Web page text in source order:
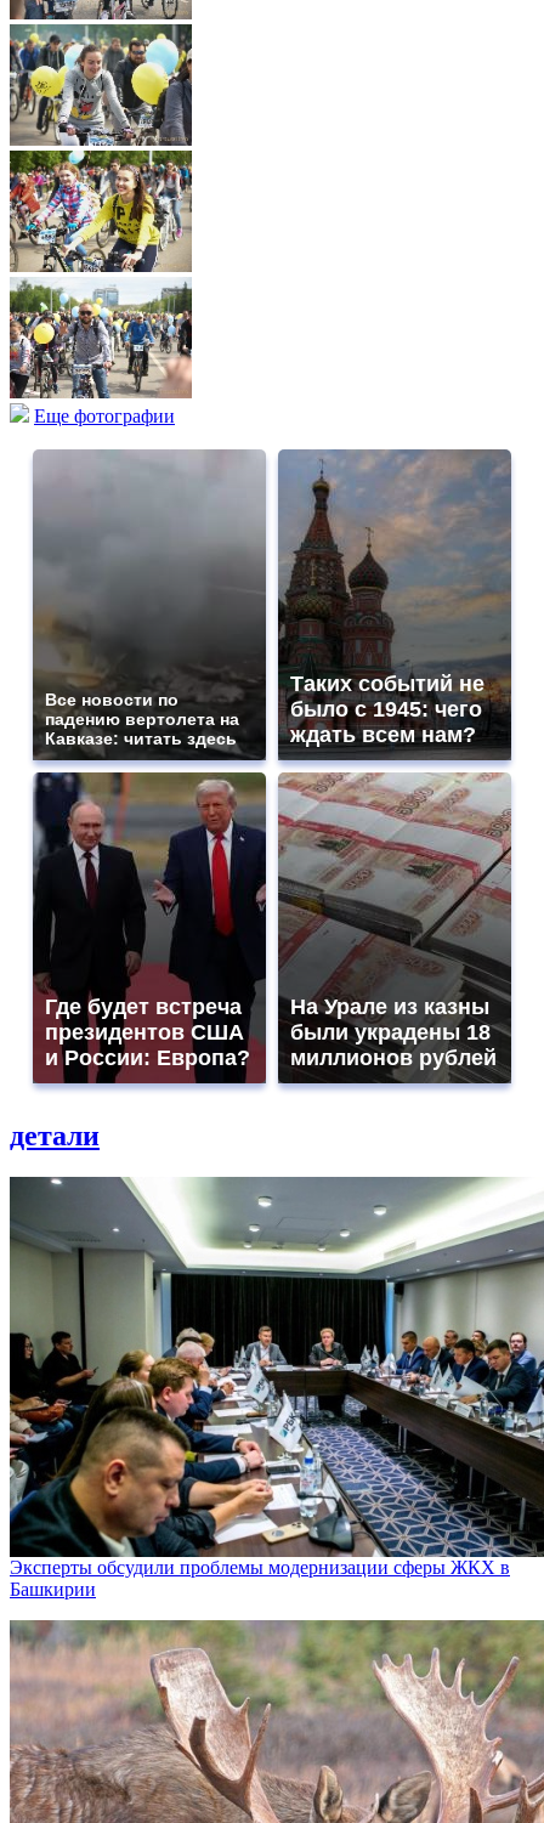
Еще фотографии
Все новости по
падению вертолета на
Кавказе: читать здесь
Таких событий не
было с 1945: чего
ждать всем нам?
Где будет встреча
президентов США
и России: Европа?
На Урале из казны
были украдены 18
миллионов рублей
детали
Эксперты обсудили проблемы модернизации сферы ЖКХ в
Башкирии